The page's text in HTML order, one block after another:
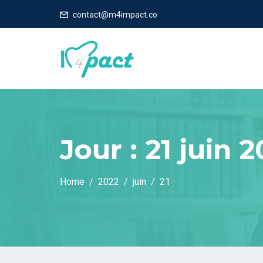
contact@m4impact.co
Jour : 21 juin
Home 2022 juin 21